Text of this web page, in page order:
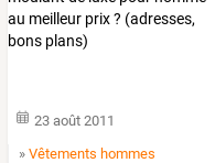
23 août 2011
»Vêtements hommes